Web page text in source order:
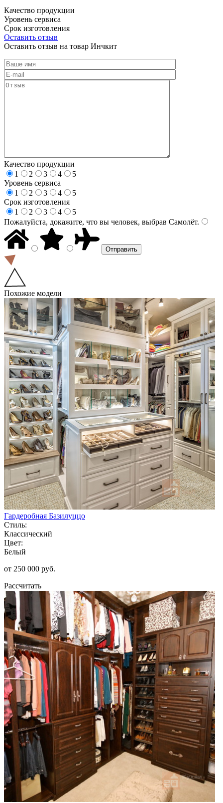
Качество продукции
Уровень сервиса
Срок изготовления
Оставить отзыв
Оставить отзыв на товар Инчкит
Качество продукции
1
2 3 4
5
Уровень сервиса
1
2 3 4
5
Срок изготовления
1
2 3 4
5
Пожалуйста, докажите, что вы человек, выбрав Самолёт.
Похожие модели
Гардеробная Базилуццо
Стиль:
Классический
Цвет:
Белый
от 250 000 руб.
Рассчитать